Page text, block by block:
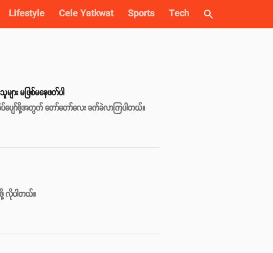
Lifestyle Cele Yatkwat Sports Tech
ား မဖြစ်မနေဖတ်ပါ
ပ်ပျော်ဖို့အတွက် တော်တော်လေး ခက်ခဲလာကြပါတယ်။
လိုပါတယ်။